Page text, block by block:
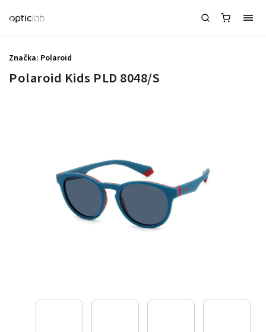
Polaroid Kids PLD 8048/S
Značka: Polaroid